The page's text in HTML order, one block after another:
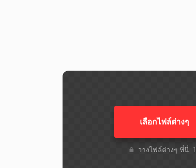
เลือกไฟล์ต่างๆ​
วางไฟล์ต่างๆ​ ที่นี่.